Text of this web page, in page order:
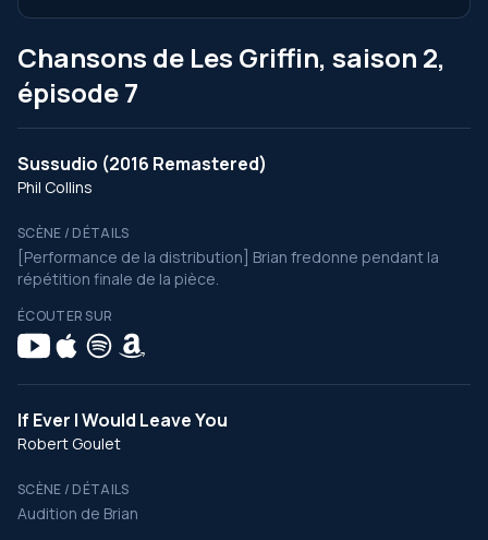
Chansons de Les Griffin, saison 2,
épisode 7
Sussudio (2016 Remastered)
Phil Collins
SCÈNE / DÉTAILS
[Performance de la distribution] Brian fredonne pendant la
répétition finale de la pièce.
ÉCOUTER SUR
If Ever I Would Leave You
Robert Goulet
SCÈNE / DÉTAILS
Audition de Brian